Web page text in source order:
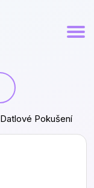
Datlové Pokušení